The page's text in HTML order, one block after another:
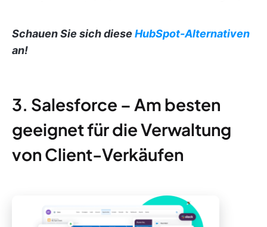
Schauen Sie sich diese HubSpot-Alternativen
an!
3. Salesforce – Am besten
geeignet für die Verwaltung
von Client-Verkäufen